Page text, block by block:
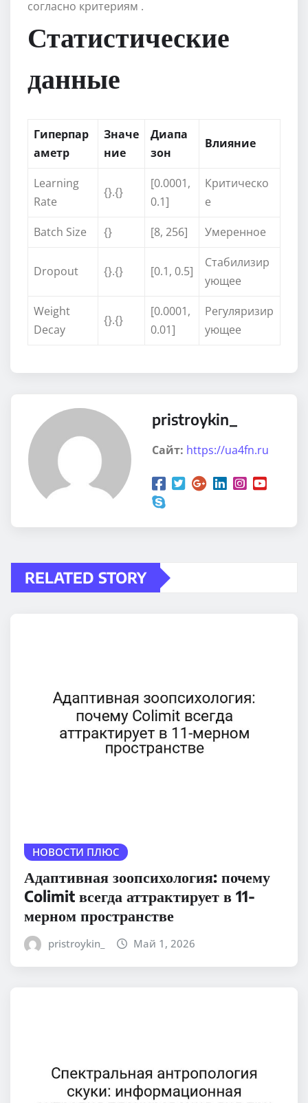
согласно критериям .
Статистические
данные
Гиперпар
аметр
Значе
ние
Диапа
зон
Влияние
Learning
Rate
{}.{}
[0.0001,
0.1]
Критическо
е
Batch Size
{} [8, 256] Умеренное
Dropout {}.{} [0.1, 0.5]
Стабилизир
ующее
Weight
Decay
{}.{}
[0.0001,
0.01]
Регуляризир
ующее
pristroykin_
Сайт: https://ua4fn.ru
RELATED STORY
НОВОСТИ ПЛЮС
Адаптивная зоопсихология: почему
Colimit всегда аттрактирует в 11-
мерном пространстве
pristroykin_ Май 1, 2026